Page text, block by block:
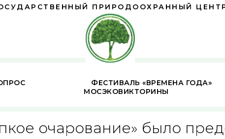
ПРИРОДООХРАННЫЙ
ФЕСТИВАЛЬ «ВРЕМЕНА ГОДА»
МОСЭКОВИКТОРИНЫ
очарование» было